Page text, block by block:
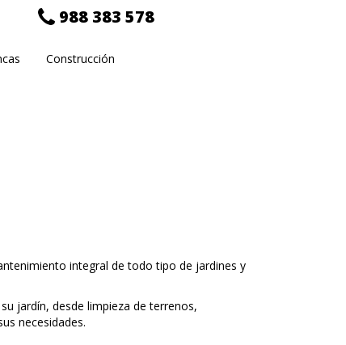
988 383 578
Construcción
integral de todo tipo de jardines y
jardín, desde limpieza de terrenos,
necesidades.